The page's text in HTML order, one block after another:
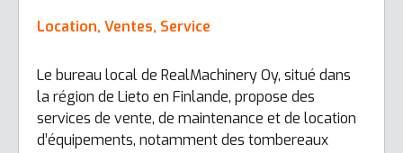
Location, Ventes, Service
Le bureau local de RealMachinery Oy, situé dans
la région de Lieto en Finlande, propose des
services de vente, de maintenance et de location
d’équipements, notamment des tombereaux